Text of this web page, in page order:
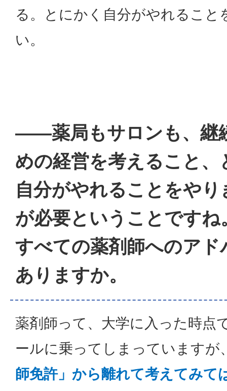
る。とにかく自分がやれること
い。
――薬局もサロンも、継
めの経営を考えること、
自分がやれることをやり
が必要ということですね
すべての薬剤師へのアド
ありますか。
薬剤師って、大学に入った時点
ールに乗ってしまっていますが
師免許」から離れて考えてみて